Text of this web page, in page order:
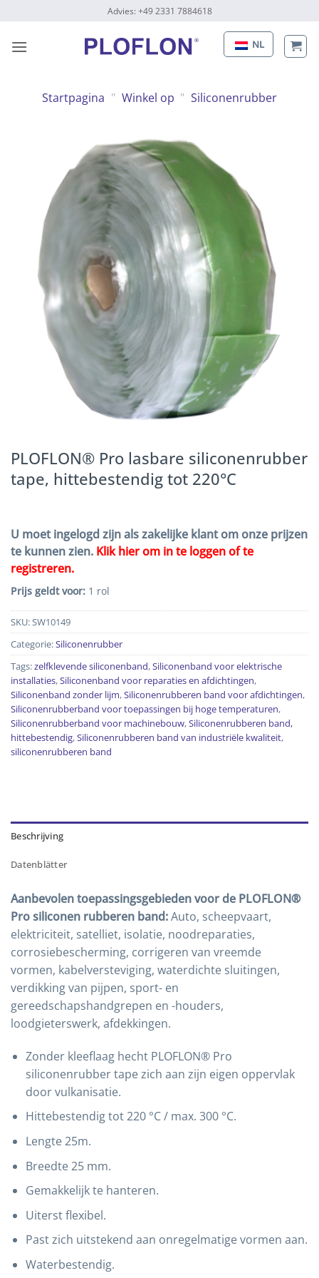
gaan
Advies: +49 2331 7884618
NL
Startpagina " Winkel op " Siliconenrubber
PLOFLON® Pro lasbare siliconenrubber
tape, hittebestendig tot 220°C
U moet ingelogd zijn als zakelijke klant om onze prijzen
te kunnen zien. Klik hier om in te loggen of te
registreren.
Prijs geldt voor: 1 rol
SKU:SW10149
Categorie:Siliconenrubber
Tags:zelfklevende siliconenband,Siliconenband voor elektrische
installaties,Siliconenband voor reparaties en afdichtingen,
Siliconenband zonder lijm,Siliconenrubberen band voor afdichtingen,
Siliconenrubberband voor toepassingen bij hoge temperaturen,
Siliconenrubberband voor machinebouw,Siliconenrubberen band,
hittebestendig,Siliconenrubberen band van industriële kwaliteit,
siliconenrubberen band
Beschrijving
Datenblätter
Aanbevolen toepassingsgebieden voor de PLOFLON®
Pro siliconen rubberen band:Auto, scheepvaart,
elektriciteit, satelliet, isolatie, noodreparaties,
corrosiebescherming, corrigeren van vreemde
vormen, kabelversteviging, waterdichte sluitingen,
verdikking van pijpen, sport- en
gereedschapshandgrepen en -houders,
loodgieterswerk, afdekkingen.
Zonder kleeflaag hecht PLOFLON® Pro
siliconenrubber tape zich aan zijn eigen oppervlak
door vulkanisatie.
Hittebestendig tot 220 °C / max. 300 °C.
Lengte 25m.
Breedte 25 mm.
Gemakkelijk te hanteren.
Uiterst flexibel.
Past zich uitstekend aan onregelmatige vormen aan.
Waterbestendig.